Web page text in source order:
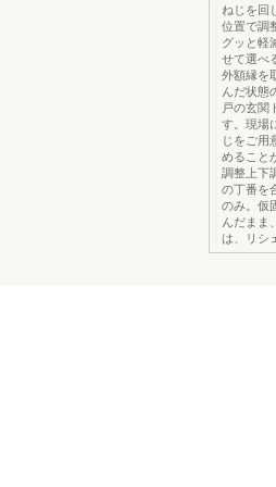
ねじを回
位置で調
グッと軽
せて選べ
外額縁を
んだ状態
戸の玄関
す。現場
じをご用
めること
調整上下
の丁番を
のみ。仮
んだまま
は、リシ